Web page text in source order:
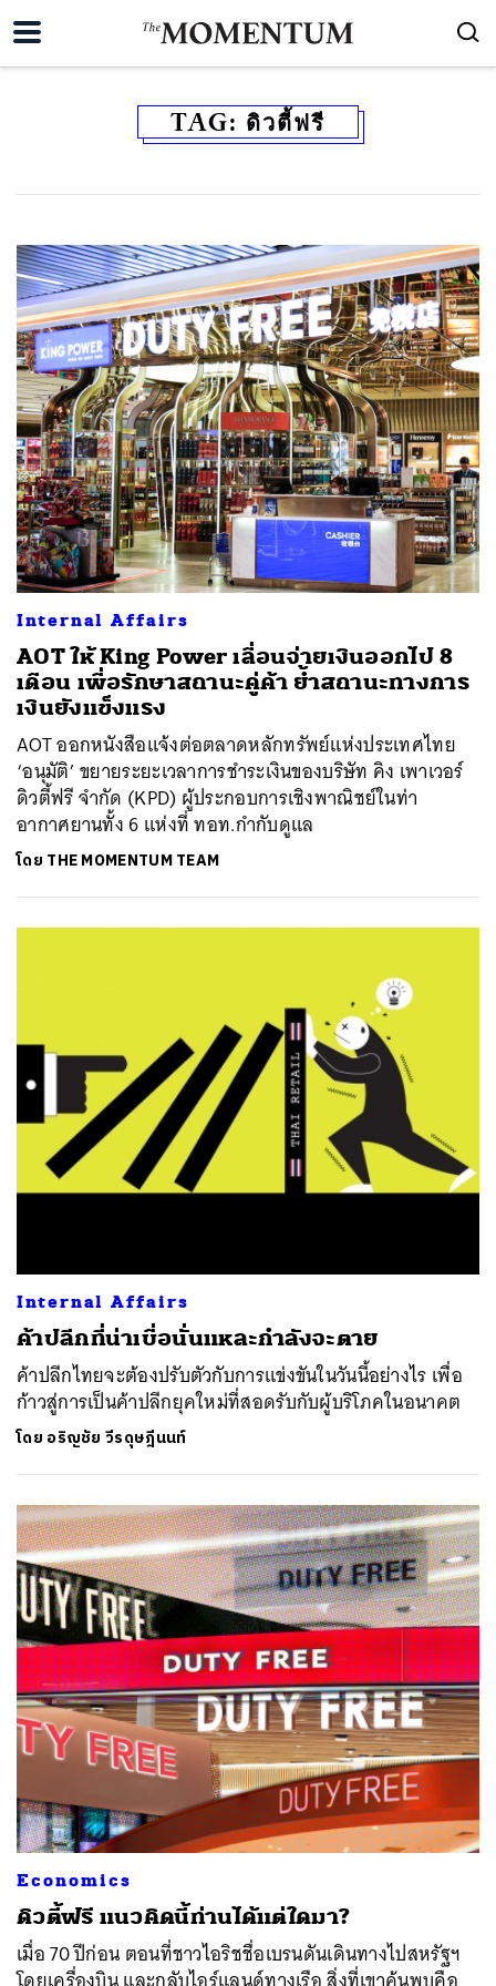
TAG: ดิวตี้ฟรี
Internal Affairs
AOT ให้ King Power เลื่อนจ่ายเงินออกไป 8
เดือน เพื่อรักษาสถานะคู่ค้า ย้ำสถานะทางการ
เงินยังแข็งแรง
AOT ออกหนังสือแจ้งต่อตลาดหลักทรัพย์แห่งประเทศไทย
‘อนุมัติ’ ขยายระยะเวลาการชำระเงินของบริษัท คิง เพาเวอร์
ดิวตี้ฟรี จำกัด (KPD) ผู้ประกอบการเชิงพาณิชย์ในท่า
อากาศยานทั้ง 6 แห่งที่ ทอท.กำกับดูแล
โดย THE MOMENTUM TEAM
Internal Affairs
ค้าปลีกที่น่าเบื่อนั่นแหละกำลังจะตาย
ค้าปลีกไทยจะต้องปรับตัวกับการแข่งขันในวันนี้อย่างไร เพื่อ
ก้าวสู่การเป็นค้าปลีกยุคใหม่ที่สอดรับกับผู้บริโภคในอนาคต
โดย อริญชัย วีรดุษฎีนนท์
Economics
ดิวตี้ฟรี แนวคิดนี้ท่านได้แต่ใดมา?
เมื่อ 70 ปีก่อน ตอนที่ชาวไอริชชื่อเบรนดันเดินทางไปสหรัฐฯ
SHARE TWEET LINE EMAIL